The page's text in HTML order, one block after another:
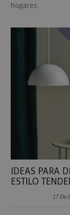
hogares.
IDEAS PARA
ESTILO
17 De